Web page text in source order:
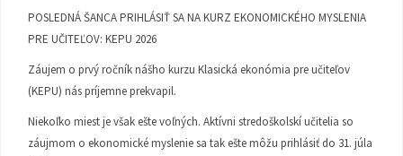
POSLEDNÁ ŠANCA PRIHLÁSIŤ SA NA KURZ EKONOMICKÉHO MYSLENIA
PRE UČITEĽOV: KEPU 2026
Záujem o prvý ročník nášho kurzu Klasická ekonómia pre učiteľov
(KEPU) nás príjemne prekvapil.
Niekoľko miest je však ešte voľných. Aktívni stredoškolskí učitelia so
záujmom o ekonomické myslenie sa tak ešte môžu prihlásiť do 31. júla